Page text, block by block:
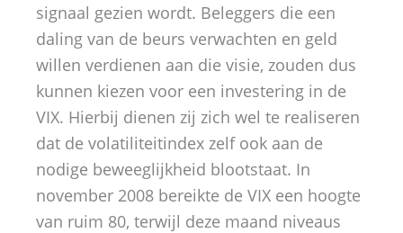
signaal gezien wordt. Beleggers die een
daling van de beurs verwachten en geld
willen verdienen aan die visie, zouden dus
kunnen kiezen voor een investering in de
VIX. Hierbij dienen zij zich wel te realiseren
dat de volatiliteitindex zelf ook aan de
nodige beweeglijkheid blootstaat. In
november 2008 bereikte de VIX een hoogte
van ruim 80, terwijl deze maand niveaus